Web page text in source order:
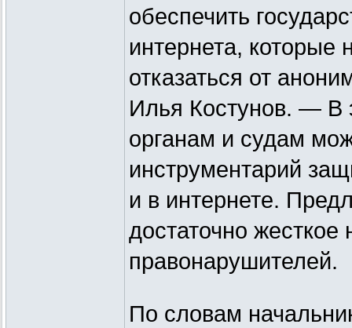
обеспечить
интернета, которые
отказаться от
Илья Костунов. — В
органам и судам
инструментарий
и в интернете.
достаточно жесткое
правонарушителей.
По словам